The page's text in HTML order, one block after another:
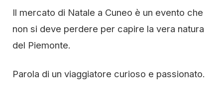
Il mercato di Natale a Cuneo è un evento che
non si deve perdere per capire la vera natura
del Piemonte.
Parola di un viaggiatore curioso e passionato.